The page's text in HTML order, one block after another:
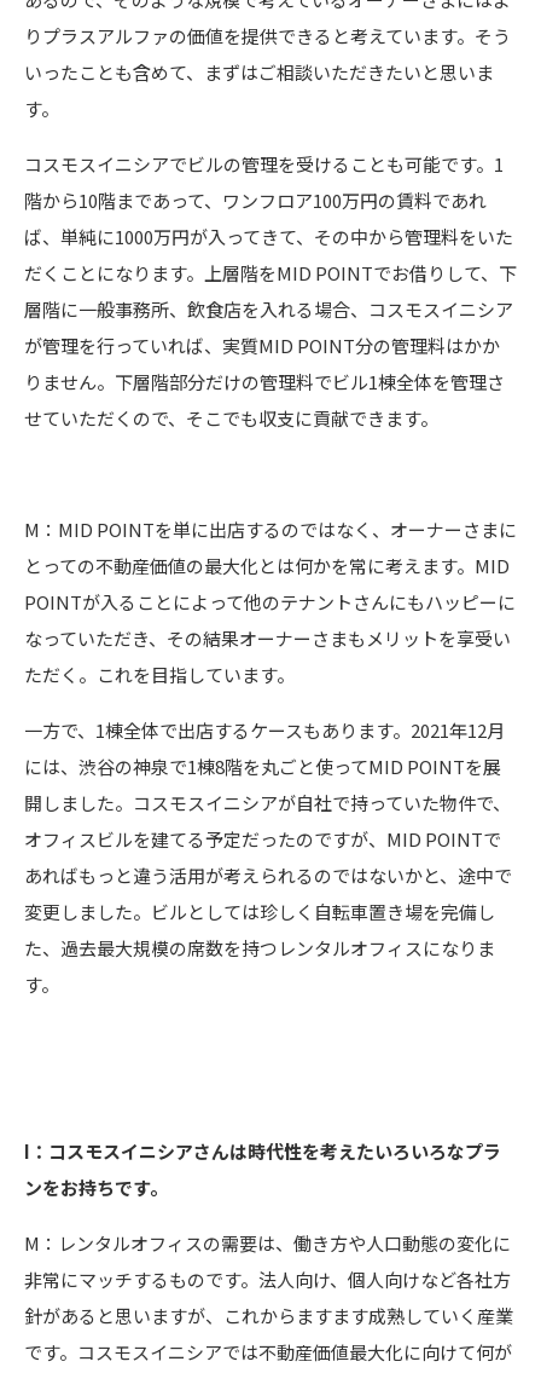
りプラスアルファの価値を提供できると考えています。そう
いったことも含めて、まずはご相談いただきたいと思いま
す。
コスモスイニシアでビルの管理を受けることも可能です。1
階から10階まであって、ワンフロア100万円の賃料であれ
ば、単純に1000万円が入ってきて、その中から管理料をいた
だくことになります。上層階をMID POINTでお借りして、下
層階に一般事務所、飲食店を入れる場合、コスモスイニシア
が管理を行っていれば、実質MID POINT分の管理料はかか
りません。下層階部分だけの管理料でビル1棟全体を管理さ
せていただくので、そこでも収支に貢献できます。
M：MID POINTを単に出店するのではなく、オーナーさまに
とっての不動産価値の最大化とは何かを常に考えます。MID
POINTが入ることによって他のテナントさんにもハッピーに
なっていただき、その結果オーナーさまもメリットを享受い
ただく。これを目指しています。
一方で、1棟全体で出店するケースもあります。2021年12月
には、渋谷の神泉で1棟8階を丸ごと使ってMID POINTを展
開しました。コスモスイニシアが自社で持っていた物件で、
オフィスビルを建てる予定だったのですが、MID POINTで
あればもっと違う活用が考えられるのではないかと、途中で
変更しました。ビルとしては珍しく自転車置き場を完備し
た、過去最大規模の席数を持つレンタルオフィスになりま
す。
I：コスモスイニシアさんは時代性を考えたいろいろなプラ
ンをお持ちです。
M：レンタルオフィスの需要は、働き方や人口動態の変化に
非常にマッチするものです。法人向け、個人向けなど各社方
針があると思いますが、これからますます成熟していく産業
です。コスモスイニシアでは不動産価値最大化に向けて何が